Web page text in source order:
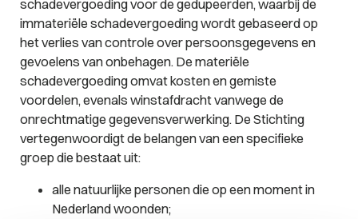
schadevergoeding voor de gedupeerden, waarbij de
immateriële schadevergoeding wordt gebaseerd op
het verlies van controle over persoonsgegevens en
gevoelens van onbehagen. De materiële
schadevergoeding omvat kosten en gemiste
voordelen, evenals winstafdracht vanwege de
onrechtmatige gegevensverwerking. De Stichting
vertegenwoordigt de belangen van een specifieke
groep die bestaat uit:
alle natuurlijke personen die op een moment in
Nederland woonden;